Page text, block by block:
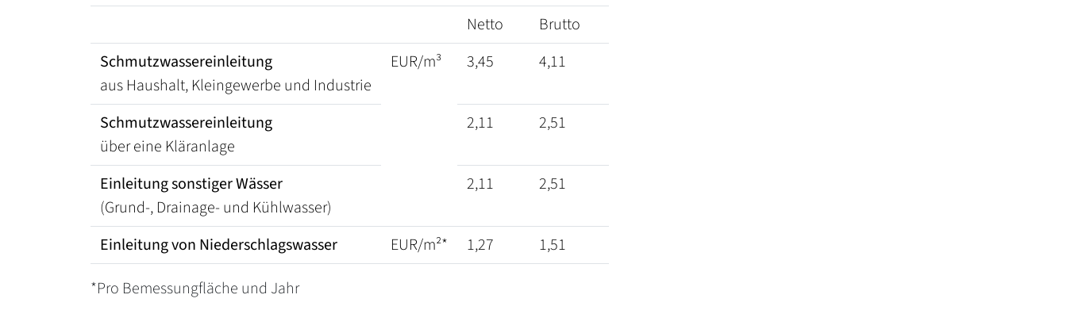
Netto
Brutto
Schmutzwassereinleitung
aus Haushalt, Kleingewerbe und Industrie
EUR/m³ 3,45 4,11
Schmutzwassereinleitung
über eine Kläranlage
2,11 2,51
Einleitung sonstiger Wässer
(Grund-, Drainage- und Kühlwasser)
2,11 2,51
Einleitung von Niederschlagswasser EUR/m²* 1,27
1,51
*Pro Bemessungfläche und Jahr